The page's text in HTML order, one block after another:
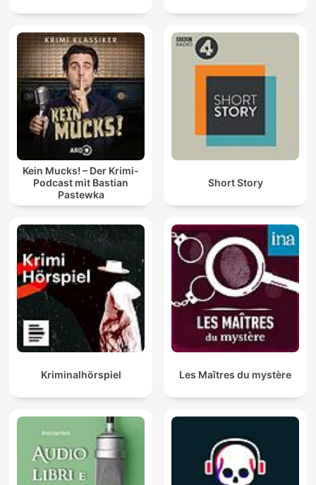
Kein Mucks! – Der Krimi-
Podcast mit Bastian
Pastewka
Short Story
Kriminalhörspiel Les Maîtres du mystère